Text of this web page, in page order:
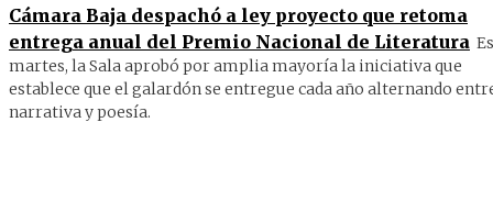
Cámara Baja despachó a ley proyecto que retoma
entrega anual del Premio Nacional de Literatura
martes, la Sala aprobó por amplia mayoría la iniciativa que
establece que el galardón se entregue cada año alternando
narrativa y poesía.